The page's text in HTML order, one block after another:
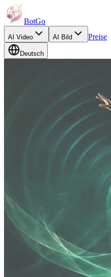
BotGo
AI Video AI Bild Preise
Deutsch